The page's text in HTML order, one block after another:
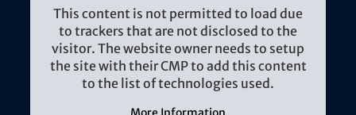
This content is not permitted to load due
to trackers that are not disclosed to the
visitor. The website owner needs to setup
the site with their CMP to add this content
to the list of technologies used.